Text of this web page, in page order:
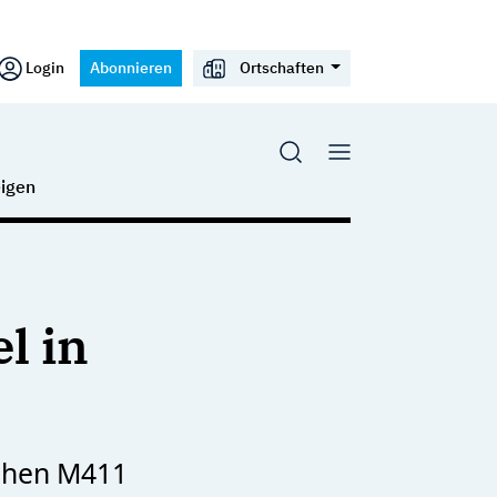
Login Abonnieren Ortschaften
in
M411